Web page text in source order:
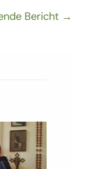
Bericht →